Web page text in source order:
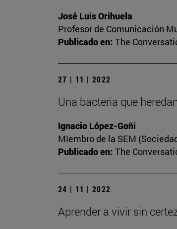
José Luis Orihuela
Profesor de Comunicación
Publicado en: The
27 | 11 | 2022
Una bacteria que
Ignacio López-Goñi
MIembro de la SEM
Publicado en: The
24 | 11 | 2022
Aprender a vivir sin